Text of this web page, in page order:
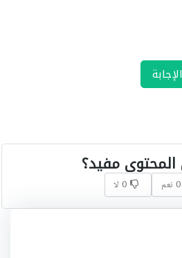
مفيد؟
0 نعم 0 لا